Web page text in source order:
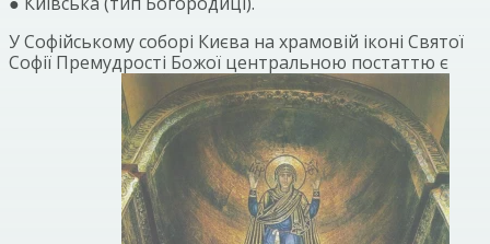
У Софійському соборі Києва на храмовій іконі Святої
Софії Премудрості Божої центральною постаттю є